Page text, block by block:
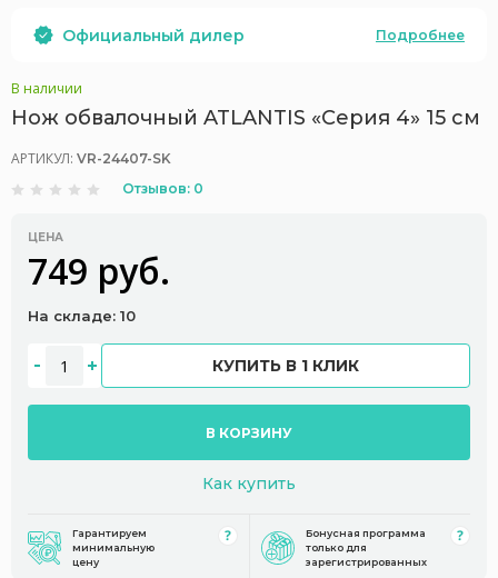
Официальный дилер Подробнее
В наличии
Нож обвалочный ATLANTIS «Серия 4» 15 см
АРТИКУЛ: VR-24407-SK
Отзывов: 0
ЦЕНА
749 руб.
На складе: 10
КУПИТЬ В 1 КЛИК
В КОРЗИНУ
Как купить
Гарантируем
минимальную
цену
Бонусная программа
только для
зарегистрированных